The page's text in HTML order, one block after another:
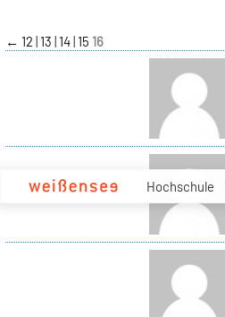
Hochschule
← 12 13 14 15 16